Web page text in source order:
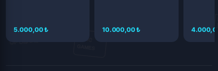
5.000,00 ₺ 10.000,00 ₺